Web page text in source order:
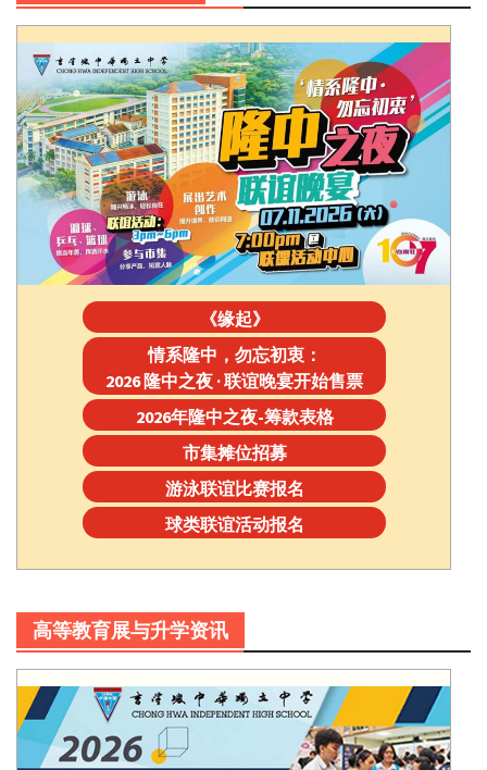
《缘起》
情系隆中，勿忘初衷：
2026 隆中之夜 · 联谊晚宴开始售票
2026年隆中之夜-筹款表格
市集摊位招募
游泳联谊比赛报名
球类联谊活动报名
高等教育展与升学资讯